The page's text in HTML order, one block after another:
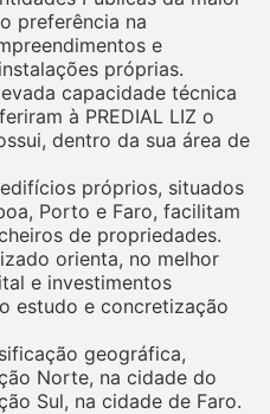
preferência na
e
próprias.
capacidade técnica
à PREDIAL LIZ o
dentro da sua área de
próprios, situados
Porto e Faro, facilitam
de propriedades.
orienta, no melhor
e investimentos
estudo e concretização
geográfica,
Norte, na cidade do
Sul, na cidade de Faro.